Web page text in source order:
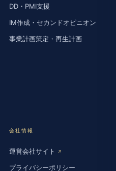
DD・PMI支援
IM作成・セカンドオピニオン
事業計画策定・再生計画
会社情報
運営会社サイト ↗
プライバシーポリシー